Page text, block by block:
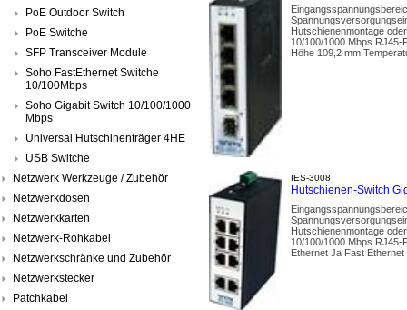
PoE Outdoor Switch
PoE Switche
SFP Transceiver Module
Soho FastEthernet Switche
10/100Mbps
Soho Gigabit Switch 10/100/1000
Mbps
Universal Hutschinenträger 4HE
USB Switche
Netzwerk Werkzeuge / Zubehör
Netzwerkdosen
Netzwerkkarten
Netzwerk-Rohkabel
Netzwerkschränke und Zubehör
Netzwerkstecker
Patchkabel
Hutschienenmontage
10/100/1000 Mbps RJ45-
Höhe 109,2 mm
IES-3008
Hutschienen-Switch
Hutschienenmontage
10/100/1000 Mbps RJ45-
Ethernet Ja Fast